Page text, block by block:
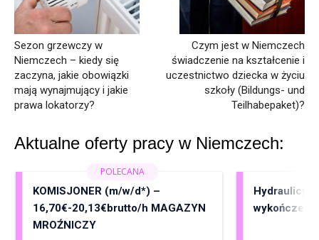
Sezon grzewczy w
Niemczech – kiedy się
zaczyna, jakie obowiązki
mają wynajmujący i jakie
prawa lokatorzy?
Czym jest w Niemczech
świadczenie na kształcenie i
uczestnictwo dziecka w życiu
szkoły (Bildungs- und
Teilhabepaket)?
Aktualne oferty pracy w Niemczech:
KOMISJONER (m/w/d*) –
16,70€-20,13€brutto/h MAGAZYN
MROŹNICZY
Hydraulicy,